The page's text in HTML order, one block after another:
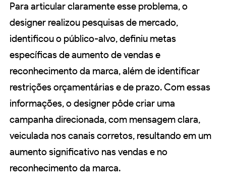
Para articular claramente esse problema, o
designer realizou pesquisas de mercado,
identificou o público-alvo, definiu metas
específicas de aumento de vendas e
reconhecimento da marca, além de identificar
restrições orçamentárias e de prazo. Com essas
informações, o designer pôde criar uma
campanha direcionada, com mensagem clara,
veiculada nos canais corretos, resultando em um
aumento significativo nas vendas e no
reconhecimento da marca.